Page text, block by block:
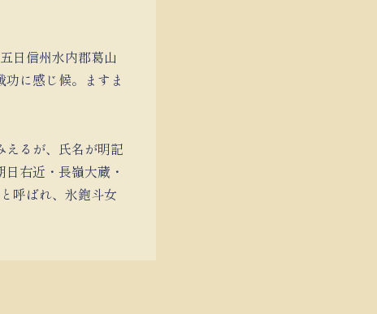
日信州水内郡葛山
に感じ候。ますま
えるが、氏名が明記
右近・長嶺大蔵・
呼ばれ、氷鉋斗女